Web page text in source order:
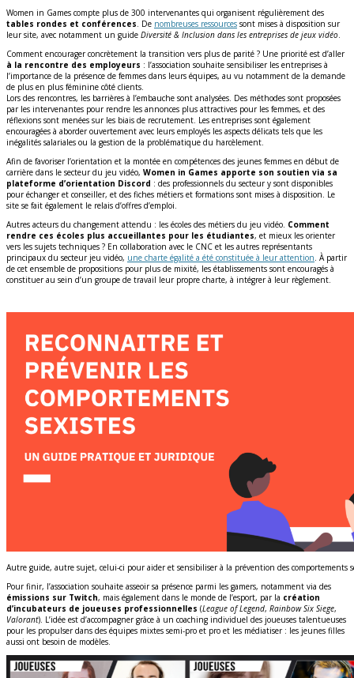
Women in Games compte plus de 300 intervenantes qui organisent régulièrement des
tables rondes et conférences . De nombreuses ressources sont mises à disposition sur
leur site, avec notamment un guide Diversité & Inclusion dans les entreprises de jeux vidéo
Comment encourager concrètement la transition vers plus de parité ? Une priorité est d’aller
à la rencontre des employeurs : l’association souhaite sensibiliser les entreprises à
l’importance de la présence de femmes dans leurs équipes, au vu notamment de la demande
de plus en plus féminine côté clients.
Lors des rencontres, les barrières à l’embauche sont analysées. Des méthodes sont proposées
par les intervenantes pour rendre les annonces plus attractives pour les femmes, et des
réflexions sont menées sur les biais de recrutement. Les entreprises sont également
encouragées à aborder ouvertement avec leurs employés les aspects délicats tels que les
inégalités salariales ou la gestion de la problématique du harcèlement.
Afin de favoriser l’orientation et la montée en compétences des jeunes femmes en début de
carrière dans le secteur du jeu vidéo, Women in Games apporte son soutien via sa
plateforme d’orientation Discord : des professionnels du secteur y sont disponibles
pour échanger et conseiller, et des fiches métiers et formations sont mises à disposition. Le
site se fait également le relais d’offres d’emploi.
Autres acteurs du changement attendu : les écoles des métiers du jeu vidéo. Comment
rendre ces écoles plus accueillantes pour les étudiantes, et mieux les orienter
vers les sujets techniques ? En collaboration avec le CNC et les autres représentants
principaux du secteur jeu vidéo, une charte égalité a été constituée à leur attention . À partir
de cet ensemble de propositions pour plus de mixité, les établissements sont encouragés à
constituer au sein d’un groupe de travail leur propre charte, à intégrer à leur règlement.
Autre guide, autre sujet, celui-ci pour aider et sensibiliser à la prévention des comportements
Pour finir, l’association souhaite asseoir sa présence parmi les gamers, notamment via des
émissions sur Twitch, mais également dans le monde de l’esport, par la création
d’incubateurs de joueuses professionnelles (League of Legend, Rainbow Six Siege,
Valorant). L’idée est d’accompagner grâce à un coaching individuel des joueuses talentueuses
pour les propulser dans des équipes mixtes semi-pro et pro et les médiatiser : les jeunes filles
aussi ont besoin de modèles.